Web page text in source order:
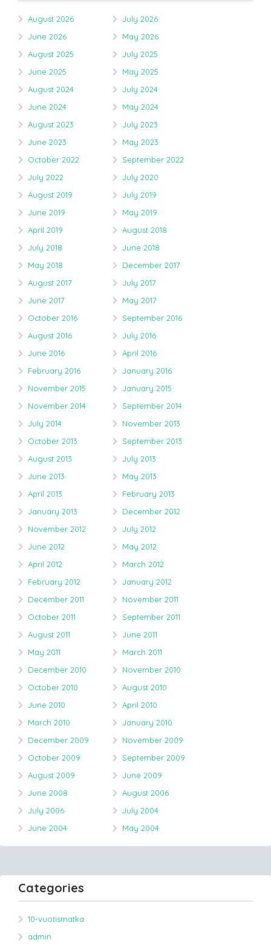
August 2026
July 2026
June 2026
May 2026
August 2025
July 2025
June 2025
May 2025
August 2024
July 2024
June 2024
May 2024
August 2023
July 2023
June 2023
May 2023
October 2022
September 2022
July 2022
July 2020
August 2019
July 2019
June 2019
May 2019
April 2019
August 2018
July 2018
June 2018
May 2018
December 2017
August 2017
July 2017
June 2017
May 2017
October 2016
September 2016
August 2016
July 2016
June 2016
April 2016
February 2016
January 2016
November 2015
January 2015
November 2014
September 2014
July 2014
November 2013
October 2013
September 2013
August 2013
July 2013
June 2013
May 2013
April 2013
February 2013
January 2013
December 2012
November 2012
July 2012
June 2012
May 2012
April 2012
March 2012
February 2012
January 2012
December 2011
November 2011
October 2011
September 2011
August 2011
June 2011
May 2011
March 2011
December 2010
November 2010
October 2010
August 2010
June 2010
April 2010
March 2010
January 2010
December 2009
November 2009
October 2009
September 2009
August 2009
June 2009
June 2008
August 2006
July 2006
July 2004
June 2004
May 2004
Categories
10-vuotismatka
admin